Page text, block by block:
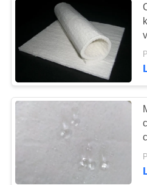
NHÀ
KIỂM
SOÁT
CHẤT
LƯỢNG
Tấm màn
Vành đai